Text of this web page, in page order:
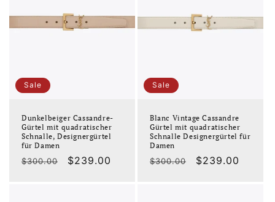
Sale
Dunkelbeiger Cassandre-
Gürtel mit quadratischer
Schnalle, Designergürtel
für Damen
Normaler
$300.00 Verkaufspreis
$239.00
Sale
Blanc Vintage Cassandre
Gürtel mit quadratischer
Schnalle Designergürtel für
Damen
Normaler
$300.00 Verkaufspreis
$239.00